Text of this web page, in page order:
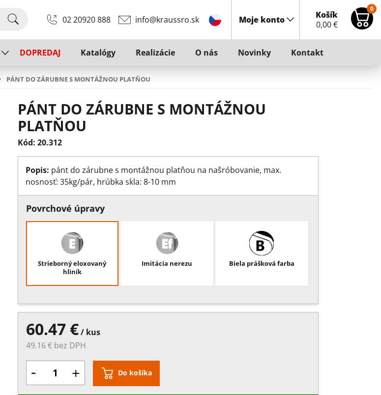
02 20920 888 info@kraussro.sk Moje konto
Košík
0,00€
0
DOPREDAJ Katalógy Realizácie O nás Novinky Kontakt
PÁNT DO ZÁRUBNE S MONTÁŽNOU PLATŇOU
PÁNT DO ZÁRUBNE S MONTÁŽNOU
PLATŇOU
Kód: 20.312
Popis: pánt do zárubne s montážnou platňou na našróbovanie, max.
nosnosť: 35kg/pár, hrúbka skla: 8-10 mm
Povrchové úpravy
Strieborný eloxovaný
hliník
Imitácia nerezu Biela prášková farba
60.47 €/ kus
49.16 € bez DPH
- + Do košíka